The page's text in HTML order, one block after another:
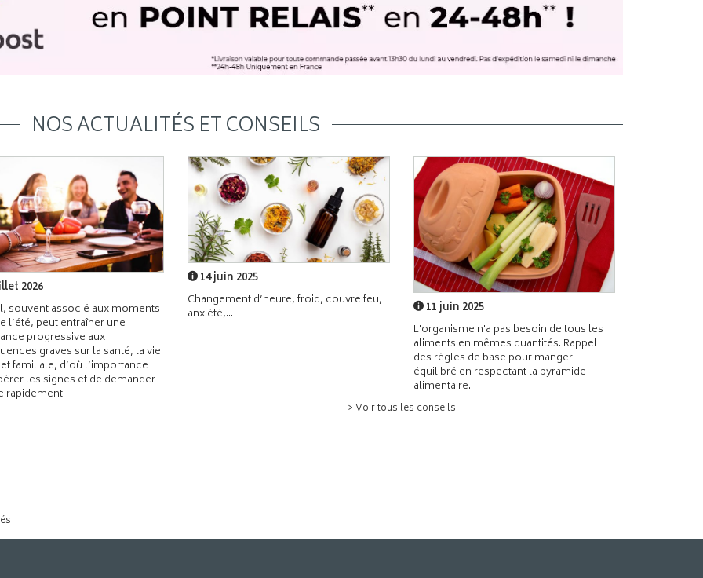
NOS ACTUALITÉS ET CONSEILS
2026
souvent associé aux moments
l’été, peut entraîner une
progressive aux
graves sur la santé, la vie
familiale, d’où l’importance
les signes et de demander
rapidement.
14 juin 2025
Changement d’heure, froid, couvre feu,
anxiété,...
11 juin 2025
L'organisme n'a pas besoin de tous les
aliments en mêmes quantités. Rappel
des règles de base pour manger
équilibré en respectant la pyramide
alimentaire.
> Voir tous les conseils